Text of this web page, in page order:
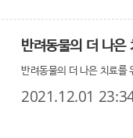
반려동물의 더 나은 치료를
2021.12.01